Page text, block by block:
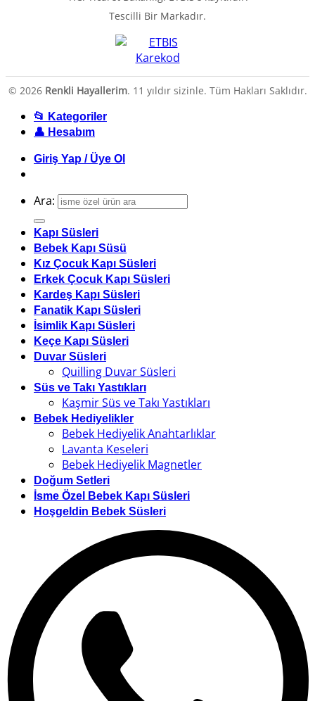
Tescilli Bir Markadır.
© 2026 Renkli Hayallerim. 11 yıldır sizinle. Tüm Hakları Saklıdır.
📂 Kategoriler
👤 Hesabım
Giriş Yap / Üye Ol
Ara:
Kapı Süsleri
Bebek Kapı Süsü
Kız Çocuk Kapı Süsleri
Erkek Çocuk Kapı Süsleri
Kardeş Kapı Süsleri
Fanatik Kapı Süsleri
İsimlik Kapı Süsleri
Keçe Kapı Süsleri
Duvar Süsleri
Quilling Duvar Süsleri
Süs ve Takı Yastıkları
Kaşmir Süs ve Takı Yastıkları
Bebek Hediyelikler
Bebek Hediyelik Anahtarlıklar
Lavanta Keseleri
Bebek Hediyelik Magnetler
Doğum Setleri
İsme Özel Bebek Kapı Süsleri
Hoşgeldin Bebek Süsleri